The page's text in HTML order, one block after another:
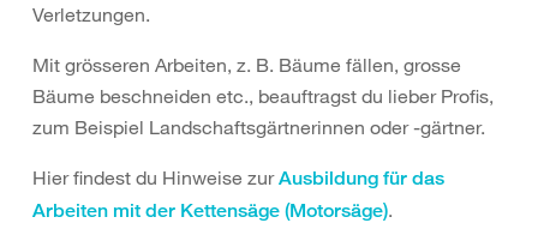
Verletzungen.
Mit grösseren Arbeiten, z. B. Bäume fällen, grosse
Bäume beschneiden etc., beauftragst du lieber Profis,
zum Beispiel Landschaftsgärtnerinnen oder -gärtner.
Hier findest du Hinweise zurAusbildung für das
Arbeiten mit der Kettensäge (Motorsäge).